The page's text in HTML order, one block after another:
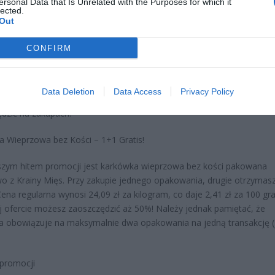
CONFIRM
Data Deletion Data Access Privacy Policy
rewelacyjną ofertą jest pomidor malinowy polski, który będzie
zł za kilogram. To aż 60% taniej w porównaniu do ceny regularnej
14,99 zł/kg. To świetna okazja dla miłośników świeżych warzyw,
na zakupach.
Wieprzowa bez Kości – 1+1 Gratis!
hitem promocji jest karkówka wieprzowa bez kości pakowana
z Krainy Mięs. Przy zakupie jednego opakowania, drugie
regularna wynosi 24,09 zł za kilogram, co daje 2,41 zł za 100
ofercie możesz zaoszczędzić aż 50%! Należy jednak pamiętać, że
obowiązuje na maksymalnie dwa opakowania na jedną transakcję